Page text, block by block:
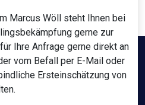
Marcus Wöll steht Ihnen bei
gerne zur
Ihre Anfrage gerne direkt an
vom Befall per E-Mail oder
Ersteinschätzung von